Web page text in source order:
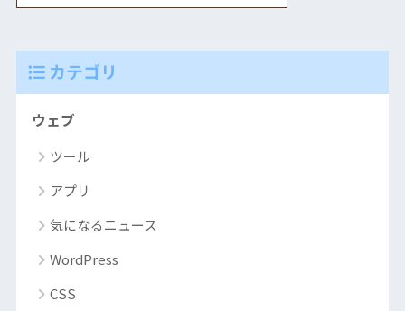
カテゴリ
ウェブ
ツール
アプリ
気になるニュース
WordPress
CSS